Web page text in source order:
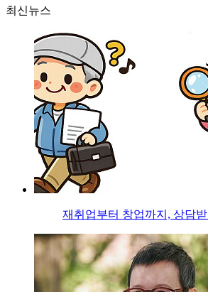
최신뉴스
재취업부터 창업까지, 상담